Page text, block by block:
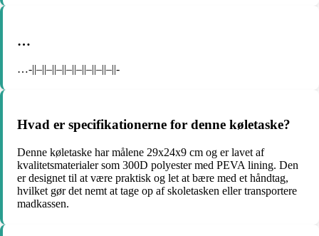
…
…-||–||–||–||–||–||–||–||–||-
Hvad er specifikationerne for denne køletaske?
Denne køletaske har målene 29x24x9 cm og er lavet af
kvalitetsmaterialer som 300D polyester med PEVA lining. Den
er designet til at være praktisk og let at bære med et håndtag,
hvilket gør det nemt at tage op af skoletasken eller transportere
madkassen.